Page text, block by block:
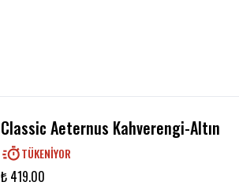
Classic Aeternus Kahverengi-Altın
TÜKENIYOR
₺ 419.00